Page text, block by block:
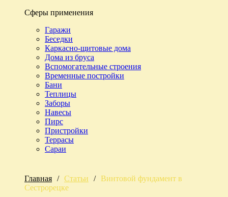
Сферы применения
Гаражи
Беседки
Каркасно-щитовые дома
Дома из бруса
Вспомогательные строения
Временные постройки
Бани
Теплицы
Заборы
Навесы
Пирс
Пристройки
Террасы
Сараи
Главная / Статьи / Винтовой фундамент в
Сестрорецке